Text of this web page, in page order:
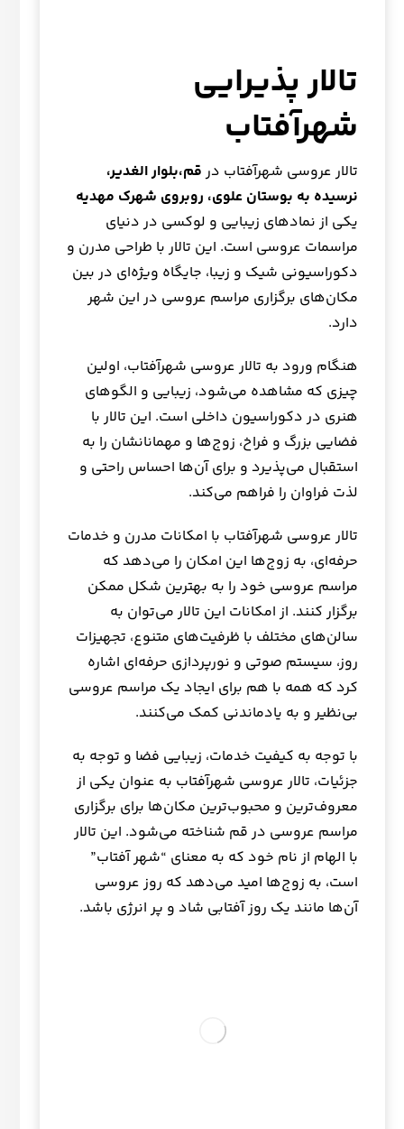
تالار پذیرایی
شهرآفتاب
تالار عروسی شهرآفتاب در قم،بلوار الغدیر،
نرسیده به بوستان علوی، روبروی شهرک مهدیه
یکی از نمادهای زیبایی و لوکسی در دنیای
مراسمات عروسی است. این تالار با طراحی مدرن و
دکوراسیونی شیک و زیبا، جایگاه ویژه‌ای در بین
مکان‌های برگزاری مراسم عروسی در این شهر
دارد.
هنگام ورود به تالار عروسی شهرآفتاب، اولین
چیزی که مشاهده می‌شود، زیبایی و الگوهای
هنری در دکوراسیون داخلی است. این تالار با
فضایی بزرگ و فراخ، زوج‌ها و مهمانانشان را به
استقبال می‌پذیرد و برای آن‌ها احساس راحتی و
لذت فراوان را فراهم می‌کند.
تالار عروسی شهرآفتاب با امکانات مدرن و خدمات
حرفه‌ای، به زوج‌ها این امکان را می‌دهد که
مراسم عروسی خود را به بهترین شکل ممکن
برگزار کنند. از امکانات این تالار می‌توان به
سالن‌های مختلف با ظرفیت‌های متنوع، تجهیزات
روز، سیستم صوتی و نورپردازی حرفه‌ای اشاره
کرد که همه با هم برای ایجاد یک مراسم عروسی
بی‌نظیر و به یادماندنی کمک می‌کنند.
با توجه به کیفیت خدمات، زیبایی فضا و توجه به
جزئیات، تالار عروسی شهرآفتاب به عنوان یکی از
معروف‌ترین و محبوب‌ترین مکان‌ها برای برگزاری
مراسم عروسی در قم شناخته می‌شود. این تالار
با الهام از نام خود که به معنای “شهر آفتاب”
است، به زوج‌ها امید می‌دهد که روز عروسی
آن‌ها مانند یک روز آفتابی شاد و پر انرژی باشد.